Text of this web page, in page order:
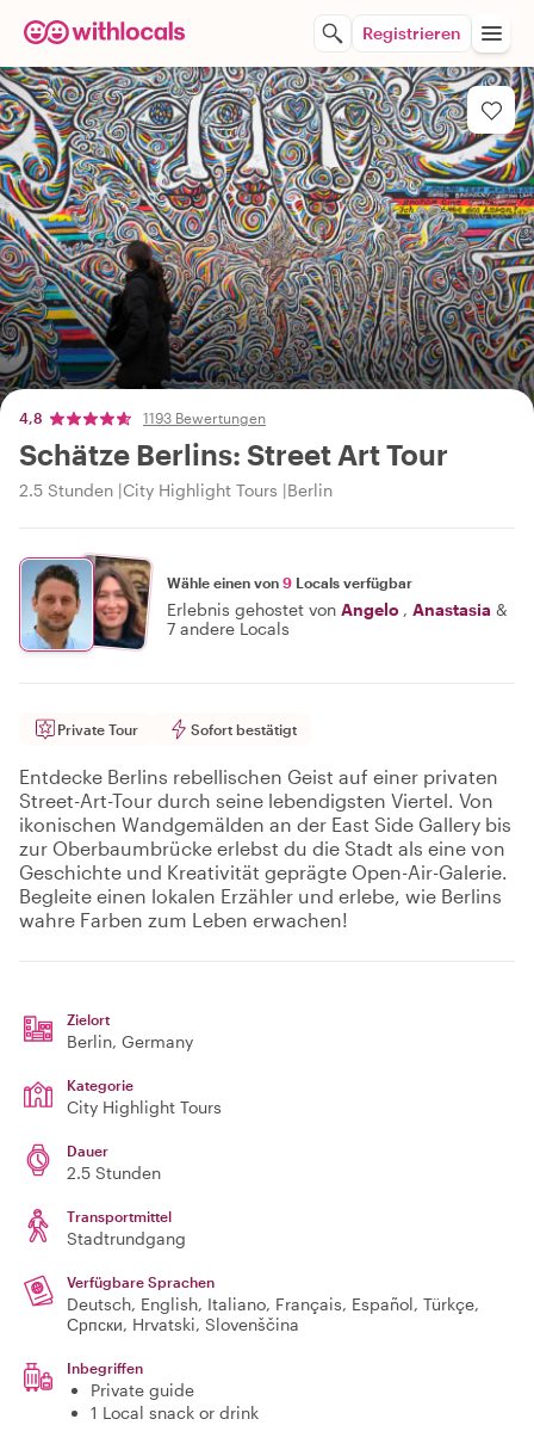
Registrieren
4,8 1193 Bewertungen
Schätze Berlins: Street Art Tour
2.5 Stunden City Highlight Tours Berlin
Wähle einen von 9 Locals verfügbar
Erlebnis gehostet von Angelo , Anastasia &
7 andere Locals
Private Tour Sofort bestätigt
Entdecke Berlins rebellischen Geist auf einer privaten
Street-Art-Tour durch seine lebendigsten Viertel. Von
ikonischen Wandgemälden an der East Side Gallery bis
zur Oberbaumbrücke erlebst du die Stadt als eine von
Geschichte und Kreativität geprägte Open-Air-Galerie.
Begleite einen lokalen Erzähler und erlebe, wie Berlins
wahre Farben zum Leben erwachen!
Zielort
Berlin, Germany
Kategorie
City Highlight Tours
Dauer
2.5 Stunden
Transportmittel
Stadtrundgang
Verfügbare Sprachen
Deutsch, English, Italiano, Français, Español, Türkçe,
Српски, Hrvatski, Slovenščina
Inbegriffen
Private guide
1 Local snack or drink